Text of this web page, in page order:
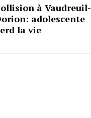
à Vaudreuil-
adolescente
la vie